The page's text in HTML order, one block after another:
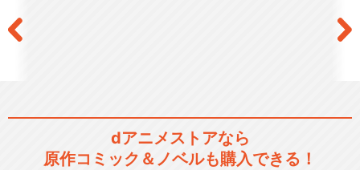
弱虫ペダル LIMIT BREAK
dアニメストアなら
原作コミック＆ノベルも購入できる！